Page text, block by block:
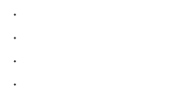
・
・
・
・